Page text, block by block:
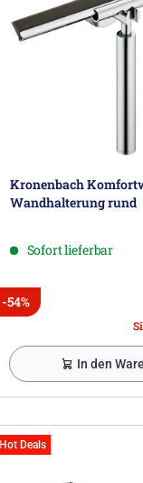
Kronenbach
Wandhalterung rund
Sofort lieferbar
-54%
In den
Hot Deals